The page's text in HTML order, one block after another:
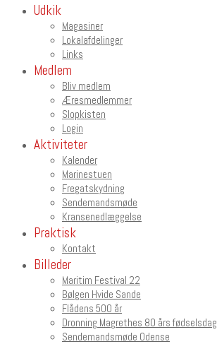
Udkik
Magasiner
Lokalafdelinger
Links
Medlem
Bliv medlem
Æresmedlemmer
Slopkisten
Login
Aktiviteter
Kalender
Marinestuen
Fregatskydning
Sendemandsmøde
Kransenedlæggelse
Praktisk
Kontakt
Billeder
Maritim Festival 22
Bølgen Hvide Sande
Flådens 500 år
Dronning Magrethes 80 års fødselsdag
Sendemandsmøde Odense